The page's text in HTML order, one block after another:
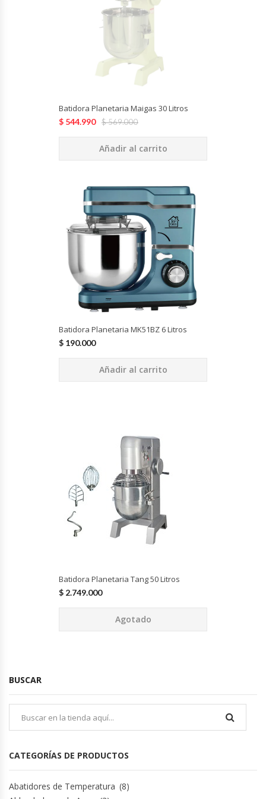
Vitrinas PastelerasBatidora Planetaria Maigas 30 Litros
$569.000
$ 544.990
Añadir al carrito
Batidora Planetaria MK51BZ 6 Litros
$ 190.000
Añadir al carrito
Batidora Planetaria Tang 50 Litros
$ 2.749.000
Agotado
BUSCAR
CATEGORÍAS DE PRODUCTOS
Abatidores de Temperatura (8)